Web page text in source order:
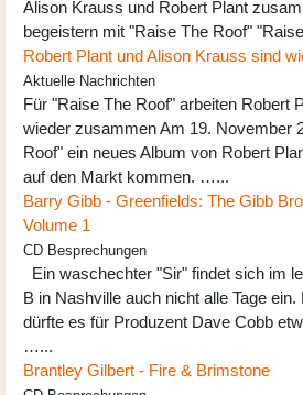
Alison Krauss und Robert Plant
begeistern mit "Raise The Roof"
Robert Plant und Alison Krauss sind
Aktuelle Nachrichten
Für "Raise The Roof" arbeiten Robert
wieder zusammen Am 19. November
Roof" ein neues Album von Robert
auf den Markt kommen. …...
Barry Gibb - Greenfields: The Gibb
Volume 1
CD Besprechungen
Ein waschechter "Sir" findet sich im
B in Nashville auch nicht alle Tage
dürfte es für Produzent Dave Cobb
…...
Brantley Gilbert - Fire & Brimstone